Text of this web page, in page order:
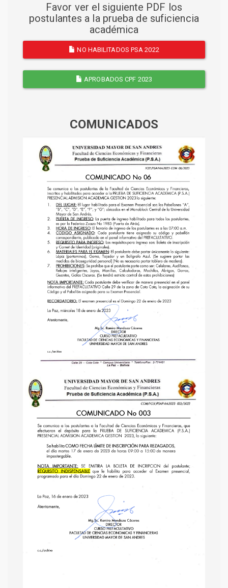
Favor ver el siguiente PDF los
postulantes a la prueba de suficiencia
académica
NO HABILITADOS PSA 2022
APROBADOS CPF 2023
COMUNICADOS